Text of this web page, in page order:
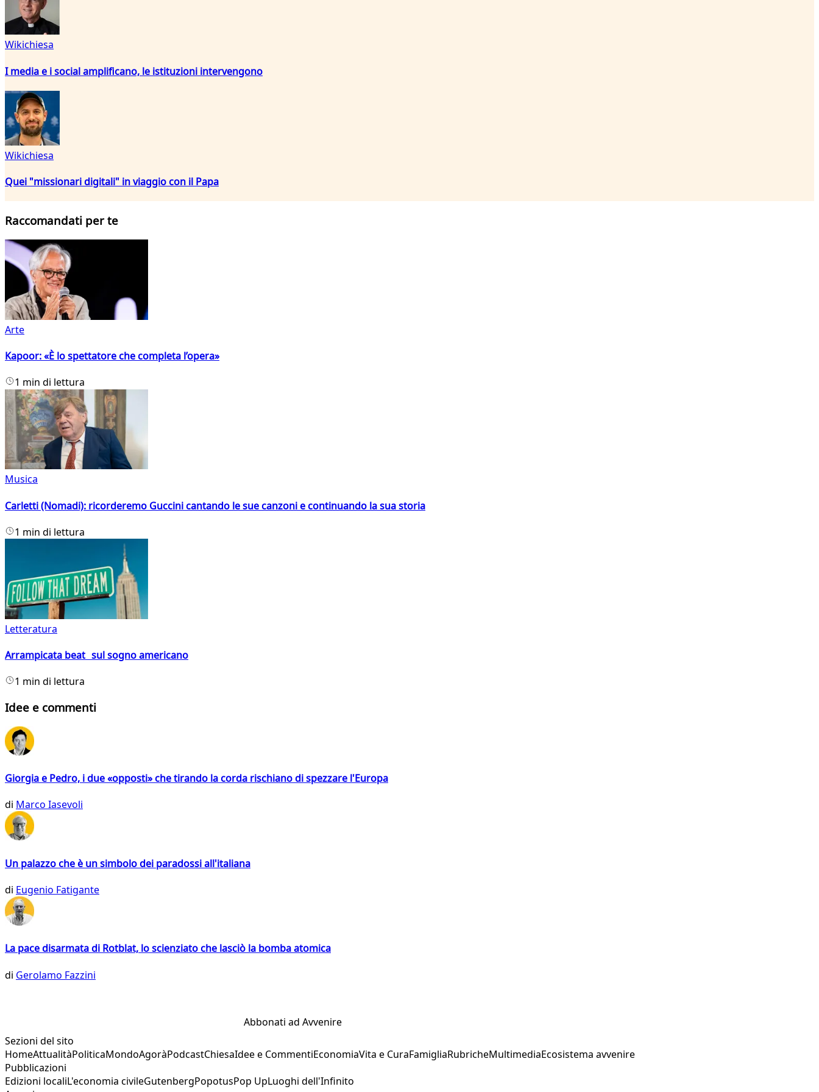
Wikichiesa
I media e i social amplificano, le istituzioni intervengono
Wikichiesa
Quei "missionari digitali" in viaggio con il Papa
Raccomandati per te
Arte
Kapoor: «È lo spettatore che completa l’opera»
1 min di lettura
Musica
Carletti (Nomadi): ricorderemo Guccini cantando le sue canzoni e continuando la sua storia
1 min di lettura
Letteratura
Arrampicata beat sul sogno americano
1 min di lettura
Idee e commenti
Giorgia e Pedro, i due «opposti» che tirando la corda rischiano di spezzare l'Europa
di Marco Iasevoli
Un palazzo che è un simbolo dei paradossi all'italiana
di Eugenio Fatigante
La pace disarmata di Rotblat, lo scienziato che lasciò la bomba atomica
di Gerolamo Fazzini
Abbonati ad Avvenire
Sezioni del sito
HomeAttualitàPoliticaMondoAgoràPodcastChiesaIdee e CommentiEconomiaVita e CuraFamigliaRubricheMultimediaEcosistema avvenire
Pubblicazioni
Edizioni localiL'economia civileGutenbergPopotusPop UpLuoghi dell'Infinito